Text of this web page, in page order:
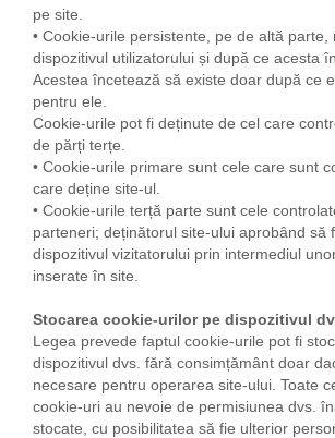
pe site.
• Cookie-urile persistente, pe de altă parte,
dispozitivul utilizatorului și după ce acesta
Acestea încetează să existe doar după ce
pentru ele.
Cookie-urile pot fi deținute de cel care
de părți terțe.
• Cookie-urile primare sunt cele care sunt
care deține site-ul.
• Cookie-urile terță parte sunt cele
parteneri; deținătorul site-ului aprobând să
dispozitivul vizitatorului prin intermediul
inserate în site.
Stocarea cookie-urilor pe dispozitivul
Legea prevede faptul cookie-urile pot fi
dispozitivul dvs. fără consimțământ doar
necesare pentru operarea site-ului. Toate
cookie-uri au nevoie de permisiunea dvs.
stocate, cu posibilitatea să fie ulterior